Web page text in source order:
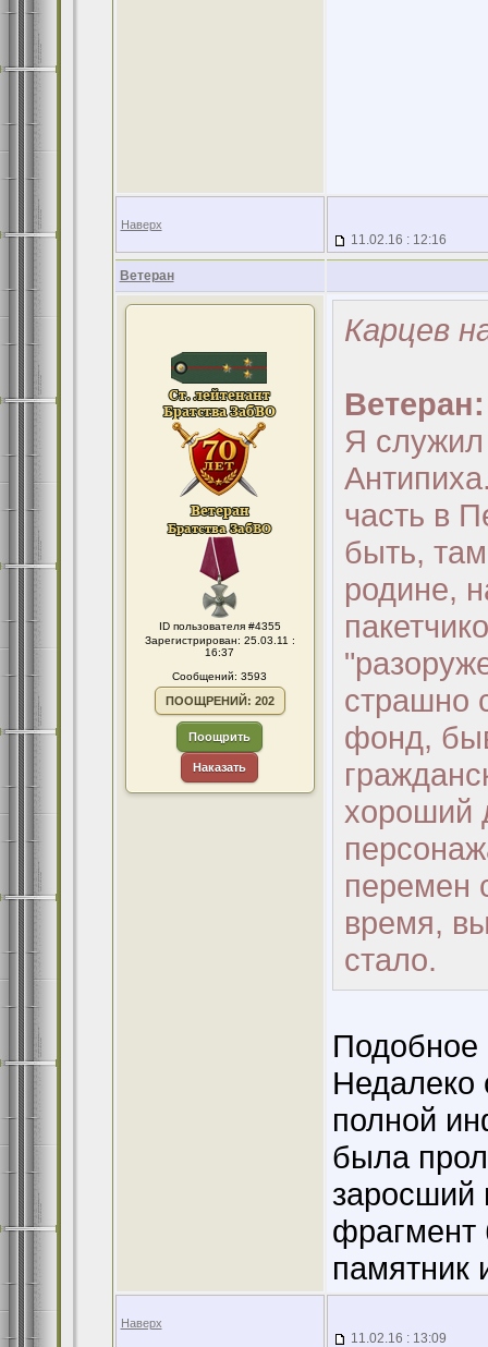
Наверх
11.02.16 : 12:16
Ветеран
ID пользователя #4355
Зарегистрирован: 25.03.11 :
16:37
Сообщений: 3593
ПООЩРЕНИЙ: 202
Поощрить
Наказать
Карцев
Ветеран:
Я
часть в
быть,
родине,
страшно
фонд,
хороший
перемен
время,
стало.
Подобное
Недалеко
полной
была
заросший
фрагмент
памятник
Наверх
11.02.16 : 13:09